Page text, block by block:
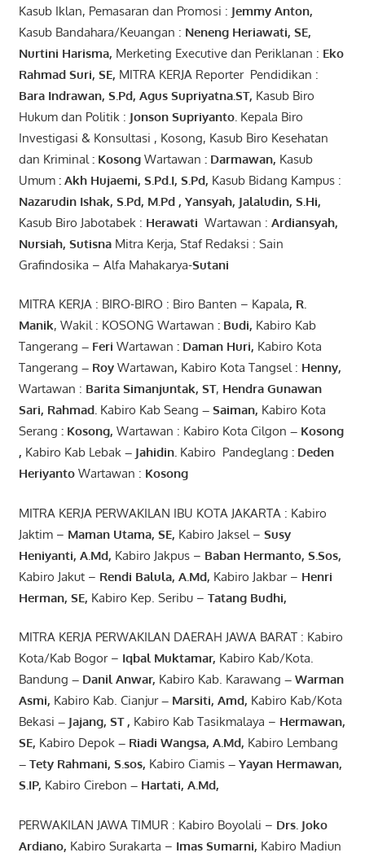
Kasub Iklan, Pemasaran dan Promosi : Jemmy Anton,
Kasub Bandahara/Keuangan : Neneng Heriawati, SE,
Nurtini Harisma, Merketing Executive dan Periklanan : Eko
Rahmad Suri, SE, MITRA KERJA Reporter Pendidikan :
Bara Indrawan, S.Pd, Agus Supriyatna.ST, Kasub Biro
Hukum dan Politik : Jonson Supriyanto. Kepala Biro
Investigasi & Konsultasi , Kosong, Kasub Biro Kesehatan
dan Kriminal : KosongWartawan : Darmawan, Kasub
Umum : Akh Hujaemi, S.Pd.I, S.Pd, Kasub Bidang Kampus :
Nazarudin Ishak, S.Pd, M.Pd, Yansyah, Jalaludin, S.Hi,
Kasub Biro Jabotabek : Herawati Wartawan : Ardiansyah,
Nursiah, SutisnaMitra Kerja, Staf Redaksi : Sain
Grafindosika – Alfa Mahakarya-Sutani
MITRA KERJA : BIRO-BIRO : Biro Banten – Kapala, R.
Manik, Wakil : KOSONG Wartawan : Budi, Kabiro Kab
Tangerang – Feri Wartawan : Daman Huri, Kabiro Kota
Tangerang – RoyWartawan, Kabiro Kota Tangsel : Henny,
Wartawan : Barita Simanjuntak, ST, Hendra Gunawan
Sari, Rahmad. Kabiro Kab Seang – Saiman, Kabiro Kota
Serang : Kosong, Wartawan : Kabiro Kota Cilgon – Kosong
, Kabiro Kab Lebak– Jahidin. Kabiro Pandeglang : Deden
Heriyanto Wartawan : Kosong
MITRA KERJA PERWAKILAN IBU KOTA JAKARTA : Kabiro
Jaktim – Maman Utama, SE, Kabiro Jaksel – Susy
Heniyanti, A.Md, Kabiro Jakpus – Baban Hermanto, S.Sos,
Kabiro Jakut – Rendi Balula, A.Md, Kabiro Jakbar – Henri
Herman, SE, Kabiro Kep. Seribu – Tatang Budhi,
MITRA KERJA PERWAKILAN DAERAH JAWA BARAT : Kabiro
Kota/Kab Bogor – Iqbal Muktamar, Kabiro Kab/Kota.
Bandung – Danil Anwar, Kabiro Kab. Karawang –Warman
Asmi, Kabiro Kab. Cianjur– Marsiti, Amd, Kabiro Kab/Kota
Bekasi – Jajang, ST , Kabiro Kab Tasikmalaya – Hermawan,
SE, Kabiro Depok– Riadi Wangsa, A.Md, Kabiro Lembang
– Tety Rahmani, S.sos, Kabiro Ciamis– Yayan Hermawan,
S.IP, Kabiro Cirebon – Hartati, A.Md,
PERWAKILAN JAWA TIMUR : Kabiro Boyolali – Drs. Joko
Ardiano, Kabiro Surakarta – Imas Sumarni, Kabiro Madiun